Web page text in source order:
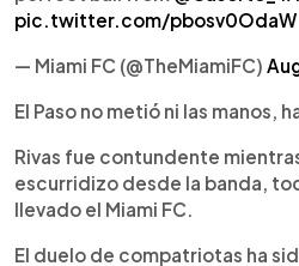
pic.twitter.com/pbosv0OdaW
— Miami FC (@TheMiamiFC)
El Paso no metió ni las manos,
Rivas fue contundente
escurridizo desde la banda,
llevado el Miami FC.
El duelo de compatriotas ha